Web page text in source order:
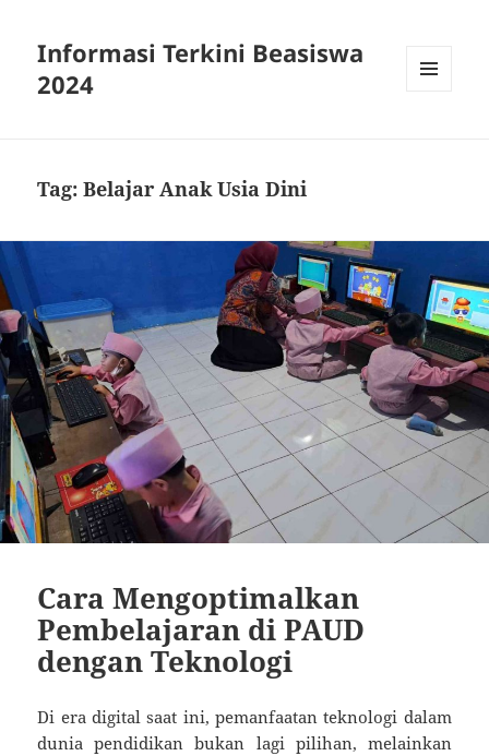
Informasi Terkini Beasiswa
2024
Tag:Belajar Anak Usia Dini
Cara Mengoptimalkan
Pembelajaran di PAUD
dengan Teknologi
Di era digital saat ini, pemanfaatan teknologi dalam
dunia pendidikan bukan lagi pilihan, melainkan